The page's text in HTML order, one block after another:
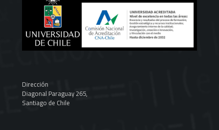
Dirección
Diagonal Paraguay 265,
Santiago de Chile